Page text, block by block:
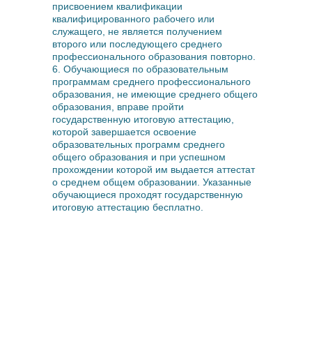
присвоением квалификации
квалифицированного рабочего или
служащего, не является получением
второго или последующего среднего
профессионального образования повторно.
6. Обучающиеся по образовательным
программам среднего профессионального
образования, не имеющие среднего общего
образования, вправе пройти
государственную итоговую аттестацию,
которой завершается освоение
образовательных программ среднего
общего образования и при успешном
прохождении которой им выдается аттестат
о среднем общем образовании. Указанные
обучающиеся проходят государственную
итоговую аттестацию бесплатно.